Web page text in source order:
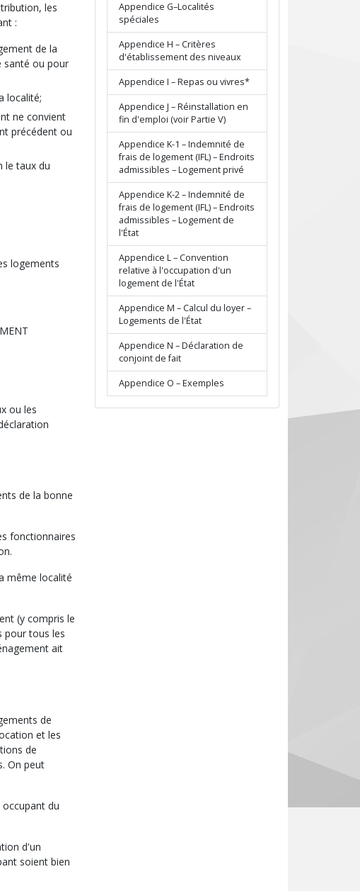
les
:
de la
santé ou pour
localité;
ne convient
précédent ou
le taux du
logements
ou les
de la bonne
fonctionnaires
même localité
(y compris le
pour tous les
ait
de
et les
de
On peut
du
d'un
soient bien
Appendice G–Localités
spéciales
Appendice H – Critères
d'établissement des niveaux
Appendice I – Repas ou vivres*
Appendice J – Réinstallation en
fin d'emploi (voir Partie V)
Appendice K-1 – Indemnité de
frais de logement (IFL) – Endroits
admissibles – Logement privé
Appendice K-2 – Indemnité de
frais de logement (IFL) – Endroits
admissibles – Logement de
l'État
Appendice L – Convention
relative à l'occupation d'un
logement de l'État
Appendice M – Calcul du loyer –
Logements de l'État
Appendice N – Déclaration de
conjoint de fait
Appendice O – Exemples